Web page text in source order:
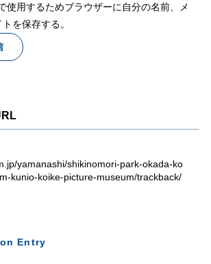
使用するためブラウザーに自分の名前、メ
を保存する。
yamanashi/shikinomori-park-okada-ko
kunio-koike-picture-museum/trackback/
Entry